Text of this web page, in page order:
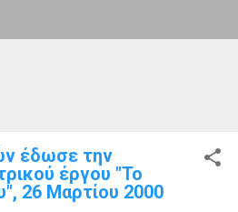
έδωσε την
έργου "Το
26 Μαρτίου 2000